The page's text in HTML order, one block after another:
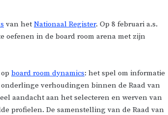
van het Nationaal Register. Op 8 februari a.s.
oefenen in de board room arena met zijn
board room dynamics: het spel om informatie
verhoudingen binnen de Raad van
aandacht aan het selecteren en werven van
profielen. De samenstelling van de Raad van